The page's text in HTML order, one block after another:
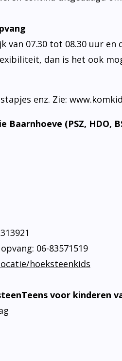
van 07.30 tot 08.30 uur
dan is het ook
enz. Zie:
(PSZ, HDO,
06-83571519
hoeksteenkids
voor kinderen